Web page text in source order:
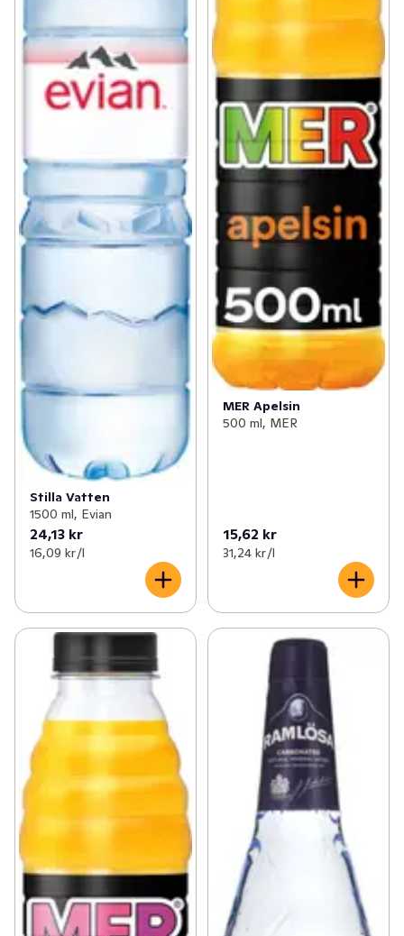
Stilla Vatten
1500 ml, Evian
24,13 kr
16,09 kr /l
MER Apelsin
500 ml, MER
15,62 kr
31,24 kr /l